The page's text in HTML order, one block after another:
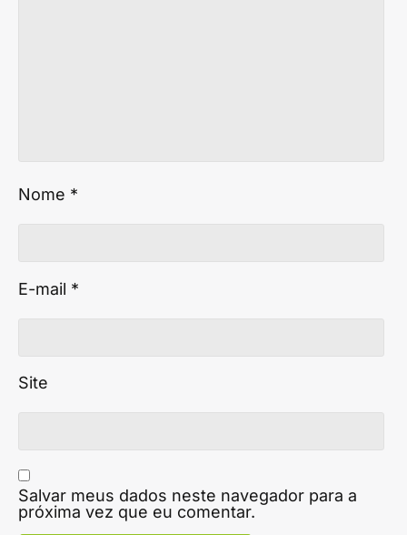
Nome *
E-mail *
Site
Salvar meus dados neste navegador para a
próxima vez que eu comentar.